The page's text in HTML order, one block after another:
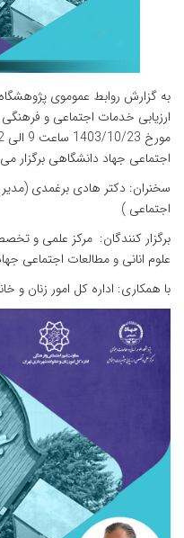
به گزارش روابط عموموی
ارزیابی خدمات اجتماعی و فرهنگی
اجتماعی جهاد دانشگاهی برگزار
سخنران: دکتر هادی برغمدی
اجتماعی )
برگزار کنندگان: مرکز علمی و
علوم انانی و مطالعات اجتماعی
با همکاری: اداره کل امور زنان و